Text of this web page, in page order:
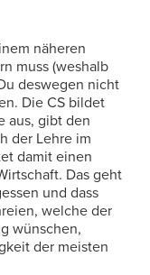
näheren
muss (weshalb
deswegen nicht
Die CS bildet
aus, gibt den
der Lehre im
damit einen
Das geht
und dass
welche der
wünschen,
der meisten